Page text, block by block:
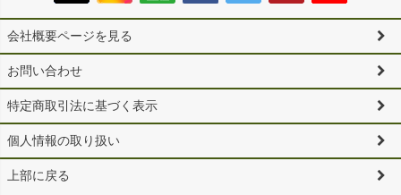
会社概要ページを見る
お問い合わせ
特定商取引法に基づく表示
個人情報の取り扱い
上部に戻る